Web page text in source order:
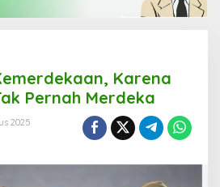
Karena
Pernah Merdeka
2025